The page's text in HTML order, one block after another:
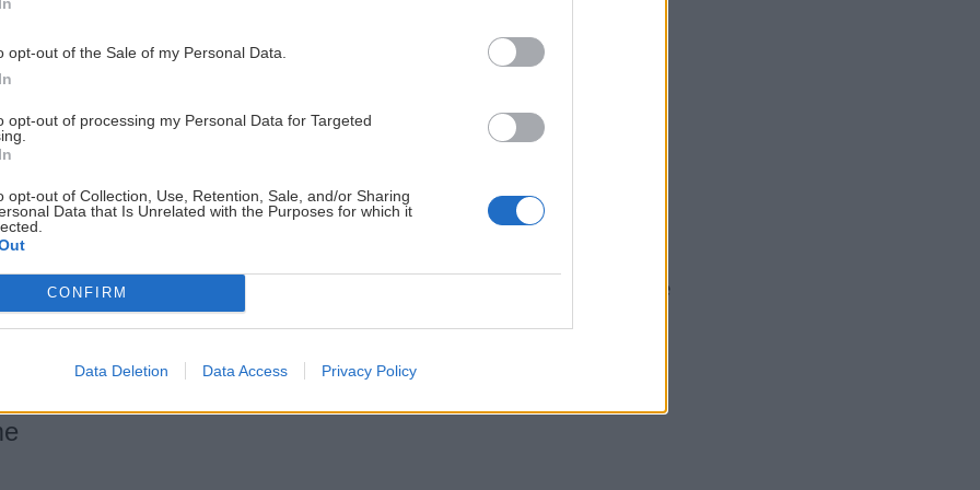
opt-out of the Sale of my Personal Data.
opt-out of processing my Personal Data for Targeted
opt-out of Collection, Use, Retention, Sale, and/or Sharing
Data that Is Unrelated with the Purposes for which it
CONFIRM
Data Deletion Data Access Privacy Policy
videlo (dve oči viac vidia)
v miestnosti plnej mokrých a zubami drkotajúcich bežcov nikdy
jeden. Očká veselé, žiadna pochybnosť, len odhodlanie. To nebolo,
IDEME. Za stenou z vetra kričíme radosťou kymácajúc sa v poryvoch
vírivkou. Užívame si to ako malé deti. Procesory musia
nohy a brať do úvahy bočné nárazové stochasticky pôsobiace sily
výsledný vektor pohybu tela v horizontálnom západnom smere. Ešteže
dával. Príroda je mocná čarodejka. Radi ju za to máme. Vždy nám
Škoda, že táto parádička z plánovaných 100 km len 26 mala.